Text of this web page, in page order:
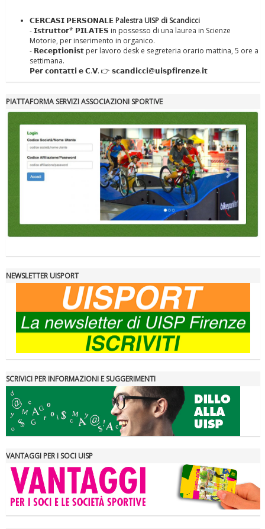
Tiziano Pesce nel Cda di Fondazione Terzjus: prima riunione a
𝗖𝗘𝗥𝗖𝗔𝗦𝗜 𝗣𝗘𝗥𝗦𝗢𝗡𝗔𝗟𝗘 Palestra UISP di Scandicci
- 𝗜𝘀𝘁𝗿𝘂𝘁𝘁𝗼𝗿* 𝗣𝗜𝗟𝗔𝗧𝗘𝗦 in possesso di una laurea in Scienze
Motorie, per inserimento in organico.
- 𝗥𝗲𝗰𝗲𝗽𝘁𝗶𝗼𝗻𝗶𝘀𝘁 per lavoro desk e segreteria orario mattina, 5 ore a
settimana.
𝗣𝗲𝗿 𝗰𝗼𝗻𝘁𝗮𝘁𝘁𝗶 𝗲 𝗖.𝗩. 👉 𝘀𝗰𝗮𝗻𝗱𝗶𝗰𝗰𝗶@𝘂𝗶𝘀𝗽𝗳𝗶𝗿𝗲𝗻𝘇𝗲.𝗶𝘁
PIATTAFORMA SERVIZI ASSOCIAZIONI SPORTIVE
NEWSLETTER UISPORT
SCRIVICI PER INFORMAZIONI E SUGGERIMENTI
VANTAGGI PER I SOCI UISP